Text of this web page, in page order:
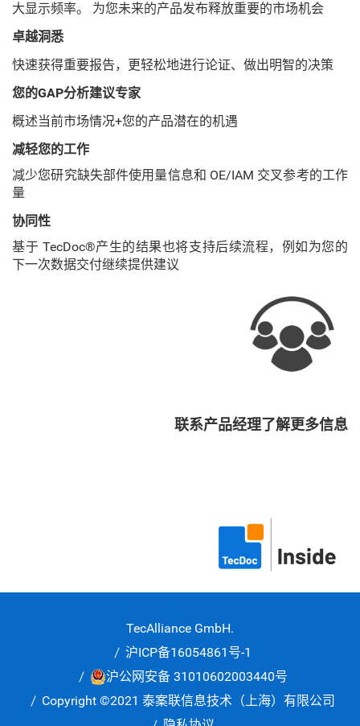
大显示频率。 为您未来的产品发布释放重要的市场机会
卓越洞悉
快速获得重要报告，更轻松地进行论证、做出明智的决策
您的GAP分析建议专家
概述当前市场情况+您的产品潜在的机遇
减轻您的工作
减少您研究缺失部件使用量信息和 OE/IAM 交叉参考的工作
量
协同性
基于 TecDoc®产生的结果也将支持后续流程，例如为您的
下一次数据交付继续提供建议
联系产品经理了解更多信息
TecAlliance GmbH.
沪ICP备16054861号-1
沪公网安备 31010602003440号
Copyright ©2021 泰案联信息技术（上海）有限公司